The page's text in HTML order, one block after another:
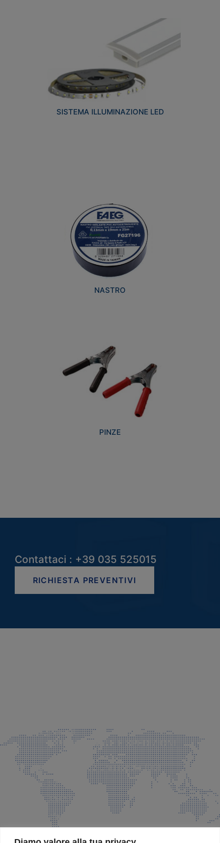
SISTEMA ILLUMINAZIONE LED
NASTRO
PINZE
Contattaci : +39 035 525015
RICHIESTA PREVENTIVI
info@faeg.it
COMMERCIALE E SPEDIZIONI
Via Padre Elzi, 32 Grassobbio (BG)
035 525015
035 335037
info@faeg.it
SITE MAP